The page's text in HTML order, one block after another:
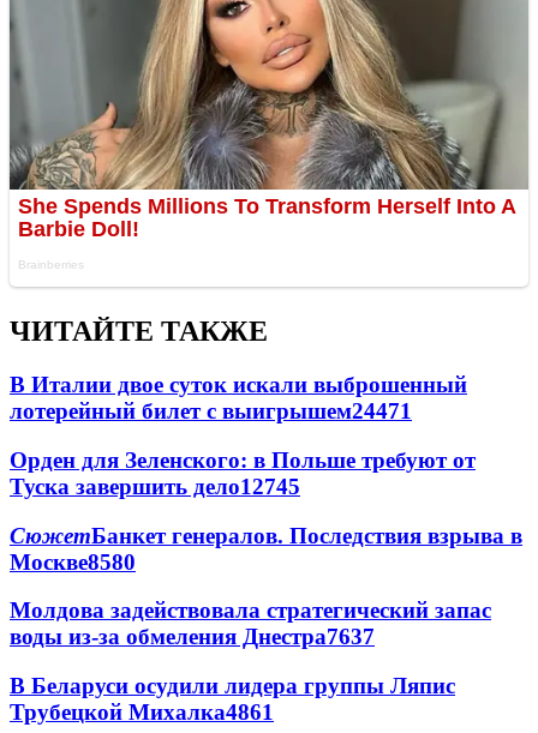
ЧИТАЙТЕ ТАКЖЕ
В Италии двое суток искали выброшенный
лотерейный билет с выигрышем24471
Орден для Зеленского: в Польше требуют от
Туска завершить дело12745
СюжетБанкет генералов. Последствия взрыва в
Москве8580
Молдова задействовала стратегический запас
воды из-за обмеления Днестра7637
В Беларуси осудили лидера группы Ляпис
Трубецкой Михалка4861